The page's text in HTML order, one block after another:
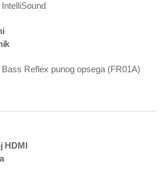
IntelliSound
Bass Reflex punog opsega (FR01A)
HDMI